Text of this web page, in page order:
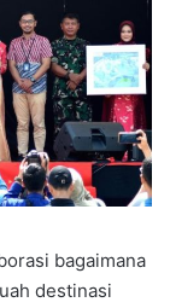
bagaimana
destinasi